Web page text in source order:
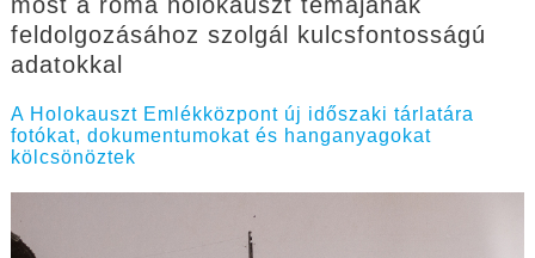
feldolgozásához szolgál kulcsfontosságú
adatokkal
A Holokauszt Emlékközpont új időszaki tárlatára
fotókat, dokumentumokat és hanganyagokat
kölcsönöztek